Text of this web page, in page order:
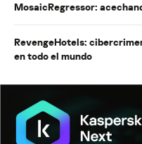
MosaicRegressor:
RevengeHotels:
en todo el mundo